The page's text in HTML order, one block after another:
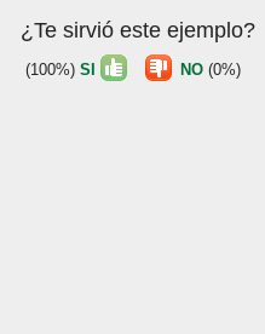
¿Te sirvió este ejemplo?
(100%) SI NO (0%)